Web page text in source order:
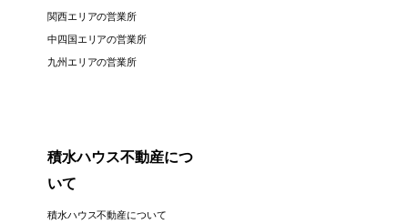
関西エリアの営業所
中四国エリアの営業所
九州エリアの営業所
積水ハウス不動産につ
いて
積水ハウス不動産について